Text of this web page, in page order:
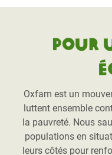
Pour
Oxfam est un
luttent ensemble
la pauvreté. Nous
populations en
leurs côtés pour